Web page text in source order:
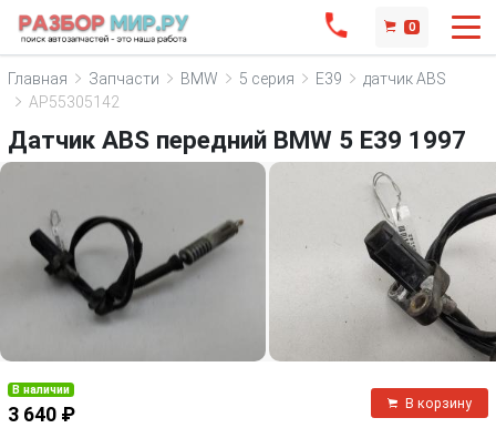
0
Главная Запчасти BMW 5 серия E39
датчик ABS
AP55305142
Датчик ABS передний BMW 5 E39 1997
В наличии
3 640 ₽
В корзину